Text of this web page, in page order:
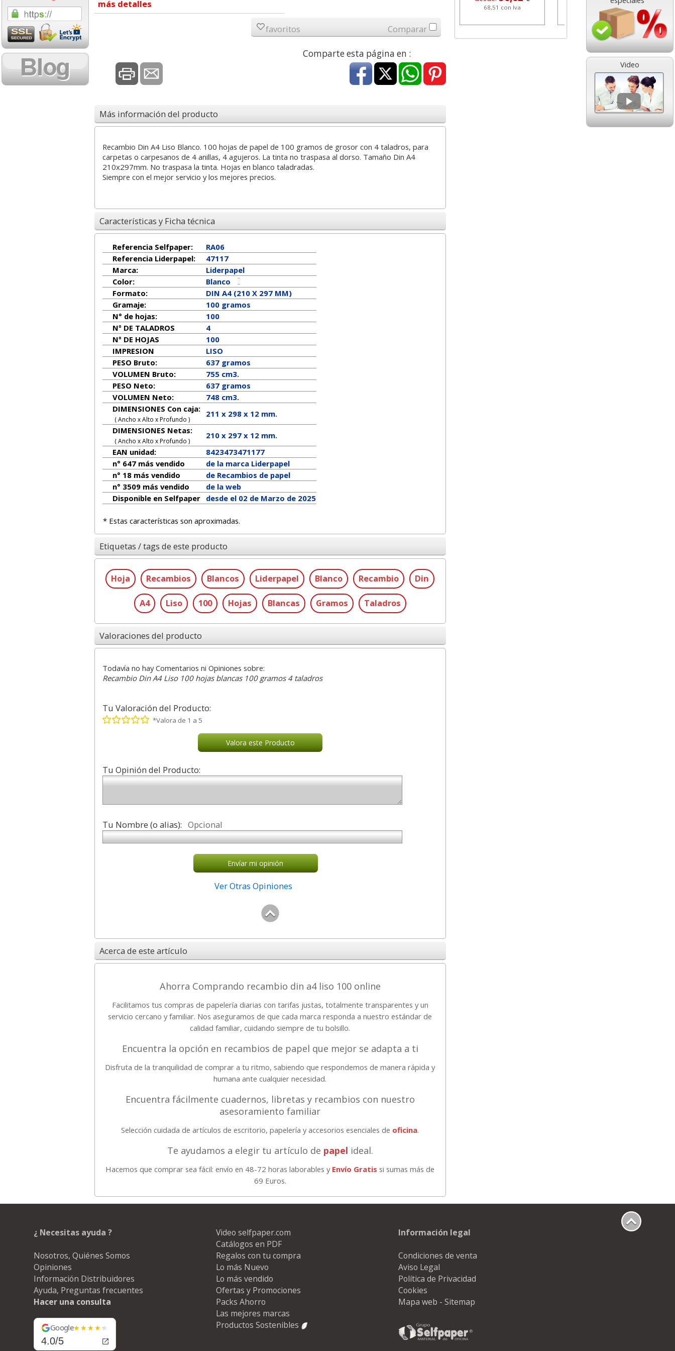
Video
más detalles
favoritos Comparar
Comparte esta página en :
Más información del producto
Recambio Din A4 Liso Blanco. 100 hojas de papel de 100 gramos de grosor con 4 taladros, para
carpetas o carpesanos de 4 anillas, 4 agujeros. La tinta no traspasa al dorso. Tamaño Din A4
210x297mm. No traspasa la tinta. Hojas en blanco taladradas.
Siempre con el mejor servicio y los mejores precios.
Características y Ficha técnica
Referencia Selfpaper:
RA06
Referencia Liderpapel:
47117
Marca:
Liderpapel
Color:
Blanco
Formato:
DIN A4 (210 X 297 MM)
Gramaje:
100 gramos
N° de hojas:
100
Nº DE TALADROS
4
Nº DE HOJAS
100
IMPRESION
LISO
PESO Bruto:
637 gramos
VOLUMEN Bruto:
755 cm3.
PESO Neto:
637gramos
VOLUMEN Neto:
748 cm3.
DIMENSIONES Con caja:
( Ancho x Alto x Profundo )
211 x 298 x 12 mm.
DIMENSIONES Netas:
( Ancho x Alto x Profundo )
210x 297x 12mm.
EAN unidad:
8423473471177
n° 647 más vendido
de la marca Liderpapel
n° 18 más vendido
de Recambios de papel
n° 3509 más vendido
de la web
Disponible en Selfpaper
desde el 02 de Marzo de 2025
* Estas características son aproximadas.
Etiquetas / tags de este producto
Hoja Recambios Blancos Liderpapel Blanco Recambio Din
A4 Liso 100 Hojas Blancas Gramos Taladros
Valoraciones del producto
Todavía no hay Comentarios ni Opiniones sobre:
Recambio Din A4 Liso 100 hojas blancas 100 gramos 4 taladros
Tu Valoración del Producto:
*Valora de 1 a 5
Valora este Producto
Tu Opinión del Producto:
Tu Nombre (o alias): Opcional
Envíar mi opinión
Ver Otras Opiniones
Acerca de este artículo
Ahorra Comprando recambio din a4 liso 100 online
Facilitamos tus compras de papelería diarias con tarifas justas, totalmente transparentes y un
servicio cercano y familiar. Nos aseguramos de que cada marca responda a nuestro estándar de
calidad familiar, cuidando siempre de tu bolsillo.
Encuentra la opción en recambios de papel que mejor se adapta a ti
Disfruta de la tranquilidad de comprar a tu ritmo, sabiendo que respondemos de manera rápida y
humana ante cualquier necesidad.
Encuentra fácilmente cuadernos, libretas y recambios con nuestro
asesoramiento familiar
Selección cuidada de artículos de escritorio, papelería y accesorios esenciales de oficina.
Te ayudamos a elegir tu artículo de papel ideal.
Hacemos que comprar sea fácil: envío en 48-72 horas laborables y Envío Gratis si sumas más de
69 Euros.
1,08 con Iva 68,51 con Iva 1,08 con Iva
Cartucho HP 304 - 302
Negro, original
desde: 14,87 €
17,99 con Iva
Cartucho HP 304XL -
302XL Tricolor alta
desde:37,87 €
45,82 con Iva
para Officejet Pro 8600
desde:56,62
moldeable maleable
grafito
Negro, original
¿ Necesitas ayuda ?
Nosotros, Quiénes Somos
Opiniones
Información Distribuidores
Ayuda, Preguntas frecuentes
Hacer una consulta
Google
4.0/5
Video selfpaper.com
Catálogos en PDF
Regalos con tu compra
Lo más Nuevo
Lo más vendido
Ofertas y Promociones
Packs Ahorro
Las mejores marcas
Productos Sostenibles
Información legal
Condiciones de venta
Aviso Legal
Política de Privacidad
Cookies
Mapa web - Sitemap